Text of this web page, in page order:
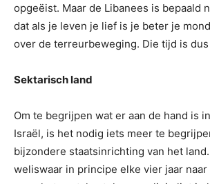
opgeëist. Maar de Libanees is bepaald
dat als je leven je lief is je beter je
over de terreurbeweging. Die tijd is
Sektarisch land
Om te begrijpen wat er aan de hand is
Israël, is het nodig iets meer te
bijzondere staatsinrichting van het
weliswaar in principe elke vier jaar naar